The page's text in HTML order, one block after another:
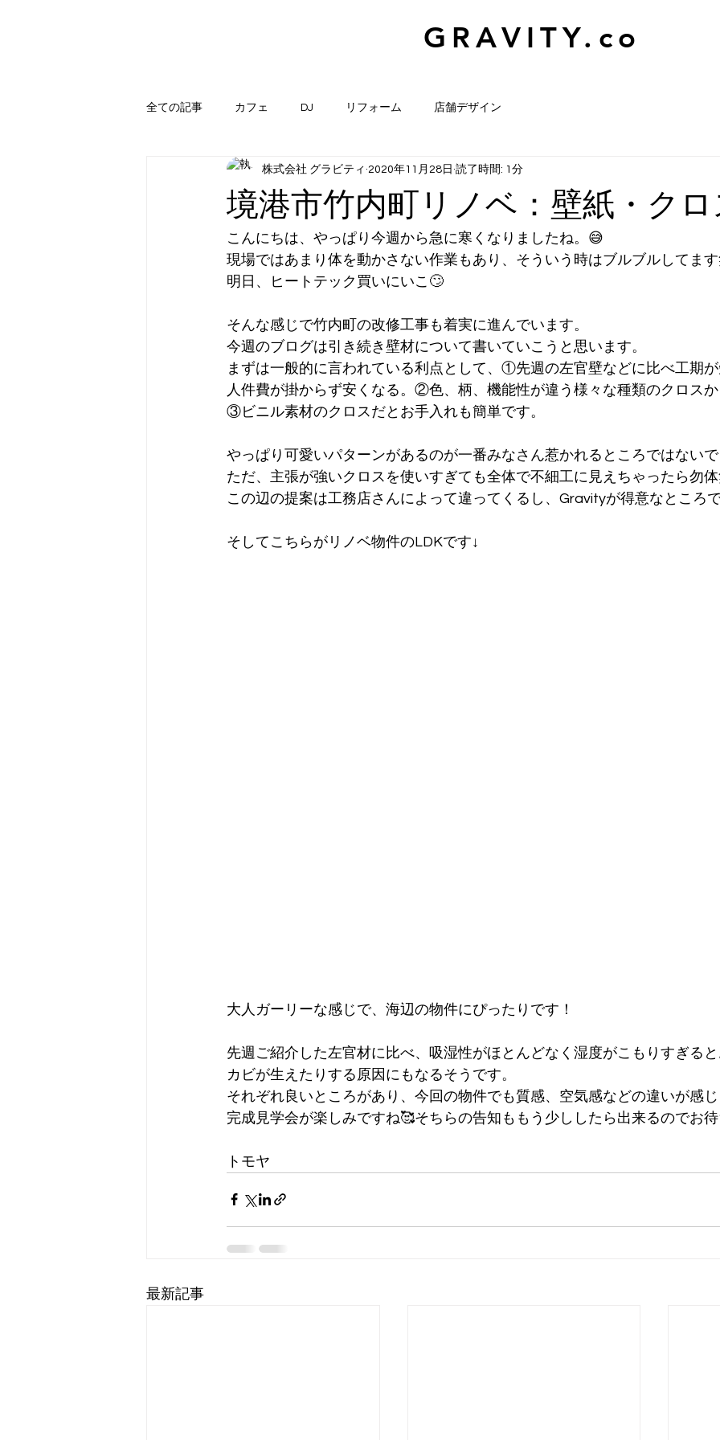
GRAVITY.co
全ての記事 カフェ DJ リフォーム 店舗デザイン
境港市竹内町リノベ：壁紙・ク
株式会社 グラビティ 2020年11月28日 読了時間: 1分
こんにちは、やっぱり今週から急に寒くなりましたね。😅
現場ではあまり体を動かさない作業もあり、そういう時はブルブルしてま
明日、ヒートテック買いにいこ🙄
そんな感じで竹内町の改修工事も着実に進んでいます。
今週のブログは引き続き壁材について書いていこうと思います。
まずは一般的に言われている利点として、①先週の左官壁などに比べ工期
人件費が掛からず安くなる。②色、柄、機能性が違う様々な種類のクロス
③ビニル素材のクロスだとお手入れも簡単です。
やっぱり可愛いパターンがあるのが一番みなさん惹かれるところではない
ただ、主張が強いクロスを使いすぎても全体で不細工に見えちゃったら勿
この辺の提案は工務店さんによって違ってくるし、Gravityが得意なところ
そしてこちらがリノベ物件のLDKです↓
大人ガーリーな感じで、海辺の物件にぴったりです！
先週ご紹介した左官材に比べ、吸湿性がほとんどなく湿度がこもりすぎる
カビが生えたりする原因にもなるそうです。
それぞれ良いところがあり、今回の物件でも質感、空気感などの違いが感
完成見学会が楽しみですね🥰そちらの告知ももう少ししたら出来るのでお
トモヤ
最新記事